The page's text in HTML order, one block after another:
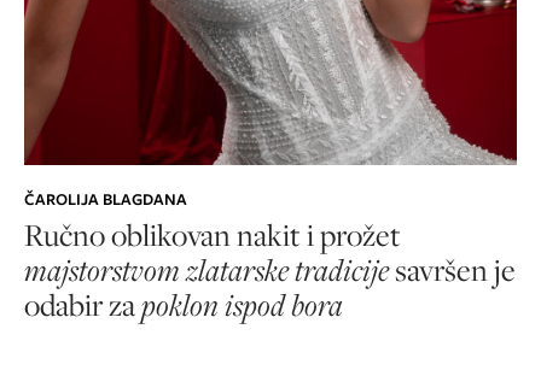
ČAROLIJA BLAGDANA
Ručno oblikovan nakit i prožet
majstorstvom zlatarske tradicijesavršen je
odabir zapoklon ispod bora